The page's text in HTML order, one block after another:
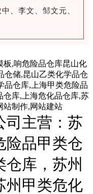
、李文、邹文元、
司主营：苏
险品甲类仓
仓库，苏州
州甲类危化